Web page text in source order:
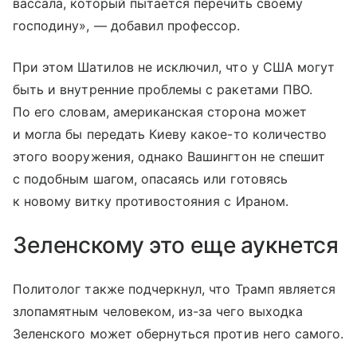
вассала, который пытается перечить своему
господину», — добавил профессор.
При этом Шатилов не исключил, что у США могут
быть и внутренние проблемы с ракетами ПВО.
По его словам, американская сторона может
и могла бы передать Киеву какое-то количество
этого вооружения, однако Вашингтон не спешит
с подобным шагом, опасаясь или готовясь
к новому витку противостояния с Ираном.
Зеленскому это еще аукнется
Политолог также подчеркнул, что Трамп является
злопамятным человеком, из-за чего выходка
Зеленского может обернуться против него самого.